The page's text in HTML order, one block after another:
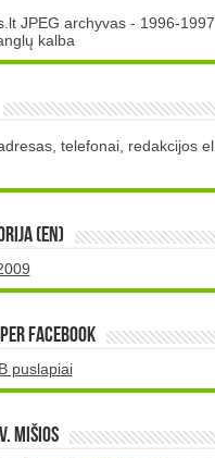
JPEG archyvas - 1996-1997
kalba
telefonai, redakcijos el.
(EN)
Facebook
puslapiai
MIŠIOS